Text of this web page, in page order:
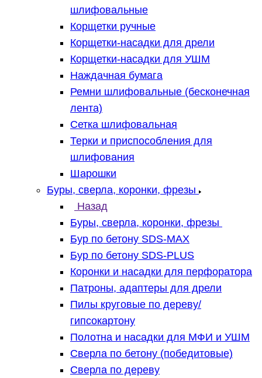
шлифовальные
Корщетки ручные
Корщетки-насадки для дрели
Корщетки-насадки для УШМ
Наждачная бумага
Ремни шлифовальные (бесконечная
лента)
Сетка шлифовальная
Терки и приспособления для
шлифования
Шарошки
Буры, сверла, коронки, фрезы
Назад
Буры, сверла, коронки, фрезы
Бур по бетону SDS-MAX
Бур по бетону SDS-PLUS
Коронки и насадки для перфоратора
Патроны, адаптеры для дрели
Пилы круговые по дереву/
гипсокартону
Полотна и насадки для МФИ и УШМ
Сверла по бетону (победитовые)
Сверла по дереву